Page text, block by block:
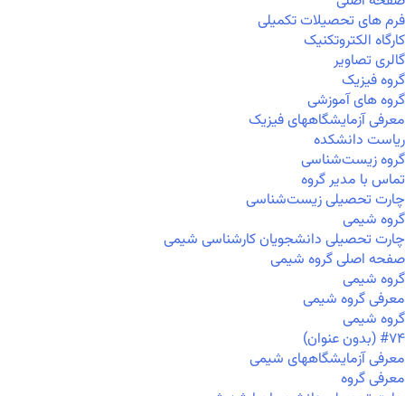
فرم های تحصیلات تکمیلی
کارگاه الکتروتکنیک
گالری تصاویر
گروه فیزیک
گروه های آموزشی
معرفی آزمایشگاههای فیزیک
ریاست دانشکده
گروه زیست‌شناسی
تماس با مدیر گروه
چارت تحصیلی زیست‌شناسی
گروه شیمی
چارت تحصیلی دانشجویان کارشناسی شیمی
صفحه اصلی گروه شیمی
گروه شیمی
معرفی گروه شیمی
گروه شیمی
#۷۴ (بدون عنوان)
معرفی آزمایشگاههای شیمی
معرفی گروه